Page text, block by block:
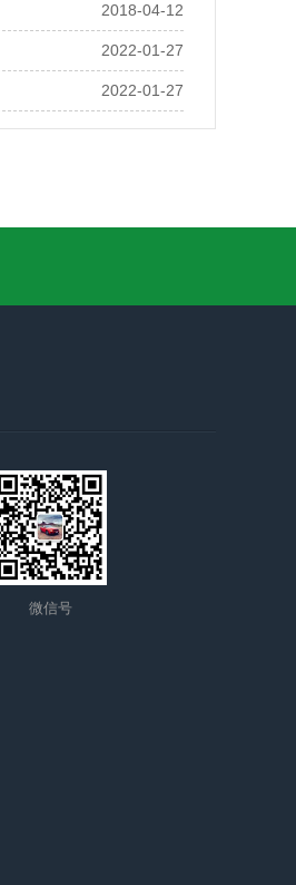
2018-04-12
2022-01-27
2022-01-27
微信号